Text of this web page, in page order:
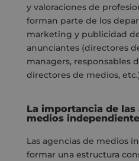
y valoraciones de
forman parte de los
marketing y publicidad
anunciantes (directores
managers, responsables
directores de medios,
La importancia de las
medios
Las agencias de medios
formar una estructura